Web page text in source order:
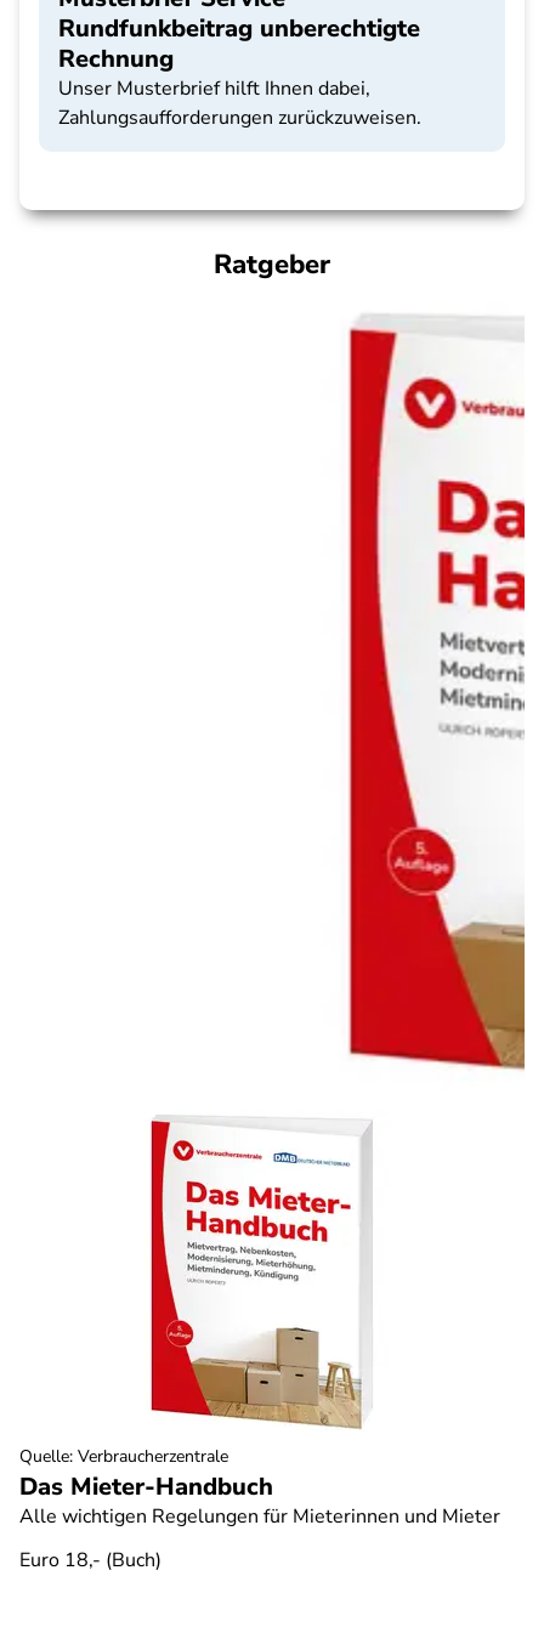
Rundfunkbeitrag unberechtigte
Rechnung
Unser Musterbrief hilft Ihnen dabei,
Zahlungsaufforderungen zurückzuweisen.
Ratgeber
Das Mieter-Handbuch
Alle wichtigen Regelungen für Mieterinnen und Mieter
Euro 18,- (Buch)
Quelle: Verbraucherzentrale